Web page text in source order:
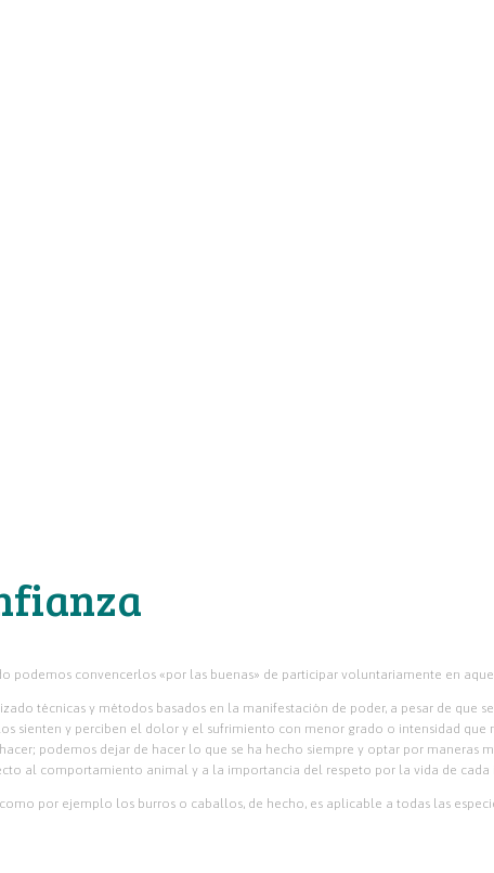
podemos convencerlos «por las buenas» de participar voluntariamente en
técnicas y métodos basados en la manifestación de poder, a pesar de que
sienten y perciben el dolor y el sufrimiento con menor grado o intensidad
podemos dejar de hacer lo que se ha hecho siempre y optar por
al comportamiento animal y a la importancia del respeto por la vida de
por ejemplo los burros o caballos, de hecho, es aplicable a todas las